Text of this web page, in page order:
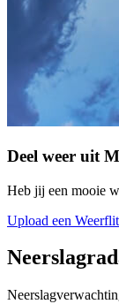
Deel weer uit
Heb jij een mooie
Upload een